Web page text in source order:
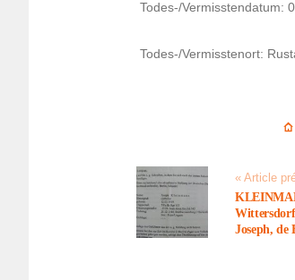
Todes-/Vermiss­ten­da­tum:
Todes-/Vermiss­te­nort:
« Article
Joseph, de